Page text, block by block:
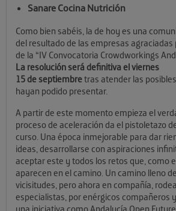
Sanare Cocina Nutrición
Como bien sabéis, la de hoy es una
del resultado de las empresas
de la “IV Convocatoria Crowdworkings
La resolución será definitiva el viernes
15 de septiembretras atender las
hayan podido presentar.
A partir de este momento empieza el
proceso de aceleración da el pistoletazo
curso. Una época inmejorable para dar
ideas, desarrollarse con aspiraciones
aceptar este y todos los retos que, como
aparecen en el camino. Un camino lleno
vicisitudes, pero ahora en compañía,
especialistas, por enérgicos compañeros